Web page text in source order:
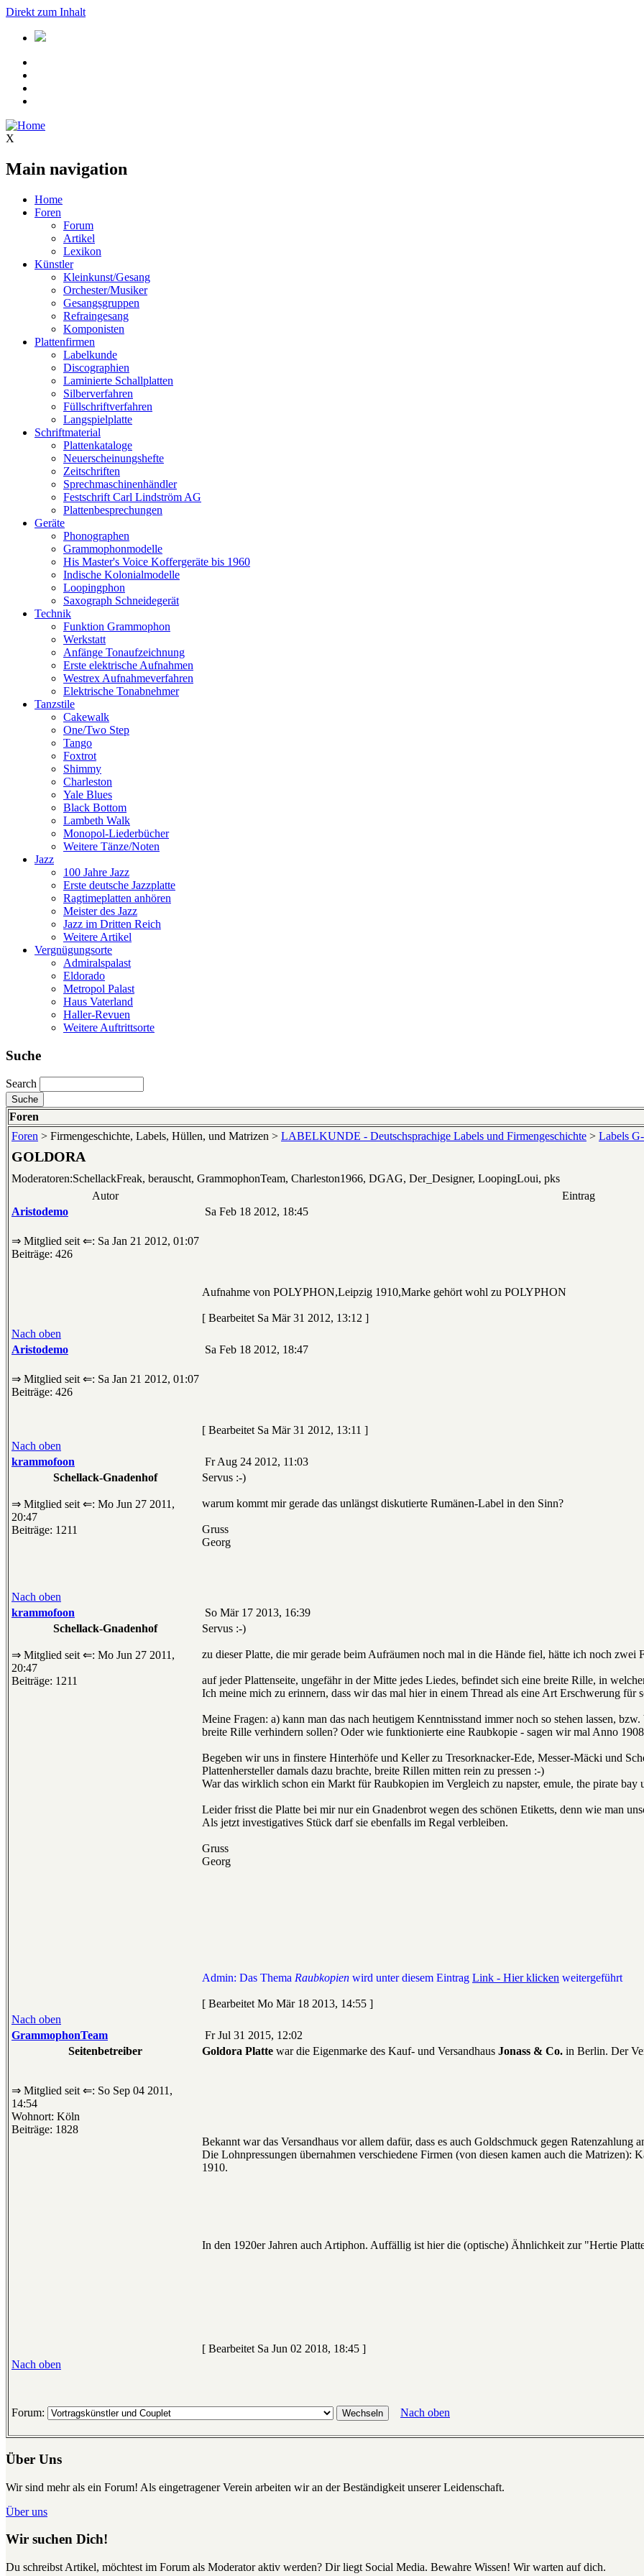
Direkt zum Inhalt
X
Main navigation
Home
Foren
Forum
Artikel
Lexikon
Künstler
Kleinkunst/Gesang
Orchester/Musiker
Gesangsgruppen
Refraingesang
Komponisten
Plattenfirmen
Labelkunde
Discographien
Laminierte Schallplatten
Silberverfahren
Füllschriftverfahren
Langspielplatte
Schriftmaterial
Plattenkataloge
Neuerscheinungshefte
Zeitschriften
Sprechmaschinenhändler
Festschrift Carl Lindström AG
Plattenbesprechungen
Geräte
Phonographen
Grammophonmodelle
His Master's Voice Koffergeräte bis 1960
Indische Kolonialmodelle
Loopingphon
Saxograph Schneidegerät
Technik
Funktion Grammophon
Werkstatt
Anfänge Tonaufzeichnung
Erste elektrische Aufnahmen
Westrex Aufnahmeverfahren
Elektrische Tonabnehmer
Tanzstile
Cakewalk
One/Two Step
Tango
Foxtrot
Shimmy
Charleston
Yale Blues
Black Bottom
Lambeth Walk
Monopol-Liederbücher
Weitere Tänze/Noten
Jazz
100 Jahre Jazz
Erste deutsche Jazzplatte
Ragtimeplatten anhören
Meister des Jazz
Jazz im Dritten Reich
Weitere Artikel
Vergnügungsorte
Admiralspalast
Eldorado
Metropol Palast
Haus Vaterland
Haller-Revuen
Weitere Auftrittsorte
Suche
Search
Foren
Foren > Firmengeschichte, Labels, Hüllen, und Matrizen > LABELKUNDE - Deutschsprachige Labels und Firmengeschichte > Labels
GOLDORA
Moderatoren:SchellackFreak, berauscht, GrammophonTeam, Charleston1966, DGAG, Der_Designer, LoopingLoui, pks
Autor
Eintrag
Aristodemo
Sa Feb 18 2012, 18:45
⇒ Mitglied seit ⇐: Sa Jan 21 2012, 01:07
Beiträge: 426
Aufnahme von POLYPHON,Leipzig 1910,Marke gehört wohl zu POLYPHON
[ Bearbeitet Sa Mär 31 2012, 13:12 ]
Nach oben
Aristodemo
Sa Feb 18 2012, 18:47
⇒ Mitglied seit ⇐: Sa Jan 21 2012, 01:07
Beiträge: 426
[ Bearbeitet Sa Mär 31 2012, 13:11 ]
Nach oben
krammofoon
Fr Aug 24 2012, 11:03
Schellack-Gnadenhof
⇒ Mitglied seit ⇐: Mo Jun 27 2011,
20:47
Beiträge: 1211
Servus :-)
warum kommt mir gerade das unlängst diskutierte Rumänen-Label in den Sinn?
Gruss
Georg
Nach oben
krammofoon
So Mär 17 2013, 16:39
Schellack-Gnadenhof
⇒ Mitglied seit ⇐: Mo Jun 27 2011,
20:47
Beiträge: 1211
Servus :-)
zu dieser Platte, die mir gerade beim Aufräumen noch mal in die Hände fiel, hätte ich noch zwei
auf jeder Plattenseite, ungefähr in der Mitte jedes Liedes, befindet sich eine breite Rille, in
Ich meine mich zu erinnern, dass wir das mal hier in einem Thread als eine Art Erschwerung für
Meine Fragen: a) kann man das nach heutigem Kenntnisstand immer noch so stehen lassen,
breite Rille verhindern sollen? Oder wie funktionierte eine Raubkopie - sagen wir mal Anno
Begeben wir uns in finstere Hinterhöfe und Keller zu Tresorknacker-Ede, Messer-Mäcki und
Plattenhersteller damals dazu brachte, breite Rillen mitten rein zu pressen :-)
War das wirklich schon ein Markt für Raubkopien im Vergleich zu napster, emule, the pirate bay
Leider frisst die Platte bei mir nur ein Gnadenbrot wegen des schönen Etiketts, denn wie man
Als jetzt investigatives Stück darf sie ebenfalls im Regal verbleiben.
Gruss
Georg
Admin: Das Thema Raubkopien wird unter diesem Eintrag Link - Hier klicken weitergeführt
[ Bearbeitet Mo Mär 18 2013, 14:55 ]
Nach oben
GrammophonTeam
Fr Jul 31 2015, 12:02
Seitenbetreiber
⇒ Mitglied seit ⇐: So Sep 04 2011,
14:54
Wohnort: Köln
Beiträge: 1828
Goldora Platte war die Eigenmarke des Kauf- und Versandhaus Jonass & Co. in Berlin. Der
Bekannt war das Versandhaus vor allem dafür, dass es auch Goldschmuck gegen Ratenzahlung
Die Lohnpressungen übernahmen verschiedene Firmen (von diesen kamen auch die Matrizen):
1910.
In den 1920er Jahren auch Artiphon. Auffällig ist hier die (optische) Ähnlichkeit zur "Hertie
[ Bearbeitet Sa Jun 02 2018, 18:45 ]
Nach oben
Forum: Nach oben
Über Uns
Wir sind mehr als ein Forum! Als eingetragener Verein arbeiten wir an der Beständigkeit unserer Leidenschaft.
Über uns
Wir suchen Dich!
Du schreibst Artikel, möchtest im Forum als Moderator aktiv werden? Dir liegt Social Media. Bewahre Wissen! Wir warten auf dich.